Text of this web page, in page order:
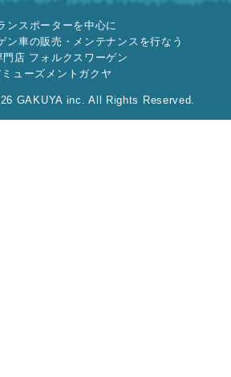
ンスポーターを中心に
ン車の販売・メンテナンスを行なう
門店 フォルクスワーゲン
ミューズメントガクヤ
GAKUYA inc. All Rights Reserved.